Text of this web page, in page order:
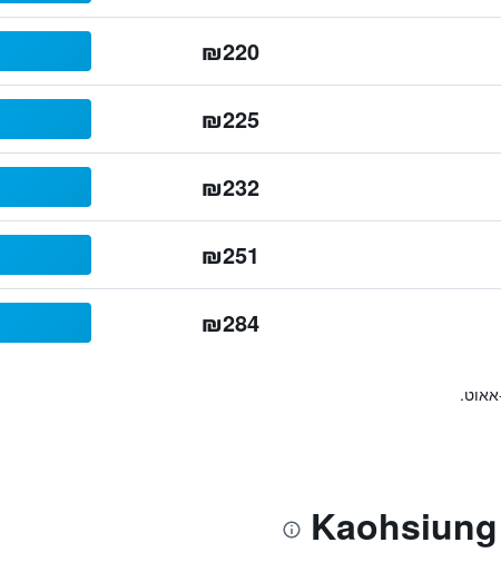
₪220
₪225
₪232
₪251
₪284